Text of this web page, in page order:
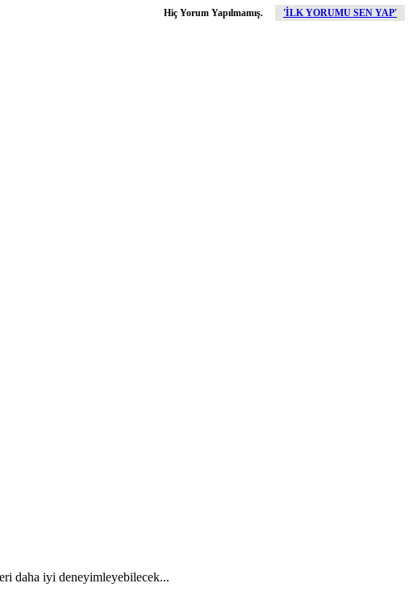
daha iyi deneyimleyebilecek...
Hiç Yorum Yapılmamış. 'İLK YORUMU SEN YAP'